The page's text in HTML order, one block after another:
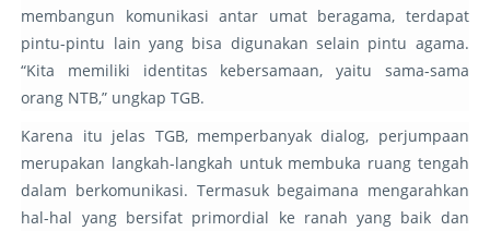
membangun komunikasi antar umat beragama, terdapat
pintu-pintu lain yang bisa digunakan selain pintu agama.
“Kita memiliki identitas kebersamaan, yaitu sama-sama
orang NTB,” ungkap TGB.
Karena itu jelas TGB, memperbanyak dialog, perjumpaan
merupakan langkah-langkah untuk membuka ruang tengah
dalam berkomunikasi. Termasuk begaimana mengarahkan
hal-hal yang bersifat primordial ke ranah yang baik dan